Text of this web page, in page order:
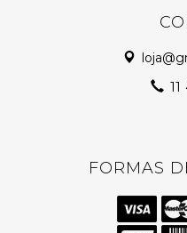
FORMAS